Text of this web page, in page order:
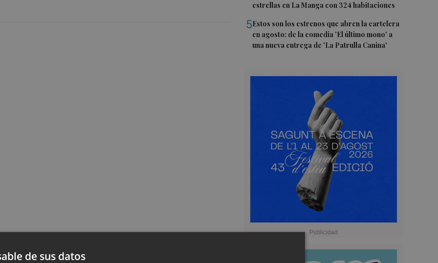
estrellas en La Manga con 324 habitaciones
5Estos son los estrenos que abren la cartelera
en agosto: de la comedia 'El último mono' a
una nueva entrega de 'La Patrulla Canina'
de sus datos